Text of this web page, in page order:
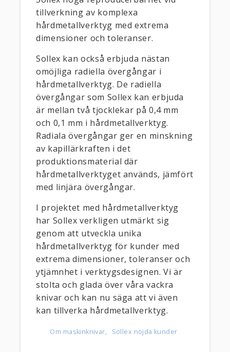
tillverkning av komplexa
hårdmetallverktyg med extrema
dimensioner och toleranser.
Sollex kan också erbjuda nästan
omöjliga radiella övergångar i
hårdmetallverktyg. De radiella
övergångar som Sollex kan erbjuda
är mellan två tjocklekar på 0,4 mm
och 0,1 mm i hårdmetallverktyg.
Radiala övergångar ger en minskning
av kapillärkraften i det
produktionsmaterial där
hårdmetallverktyget används, jämfört
med linjära övergångar.
I projektet med hårdmetallverktyg
har Sollex verkligen utmärkt sig
genom att utveckla unika
hårdmetallverktyg för kunder med
extrema dimensioner, toleranser och
ytjämnhet i verktygsdesignen. Vi är
stolta och glada över våra vackra
knivar och kan nu säga att vi även
kan tillverka hårdmetallverktyg.
Om maskinknivar Sollex nöjda kunder